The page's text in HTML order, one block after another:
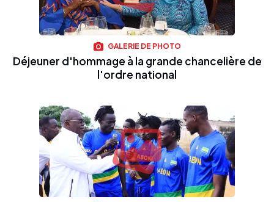
GALERIE DE PHOTO
Déjeuner d'hommage à la grande chancelière de
l'ordre national